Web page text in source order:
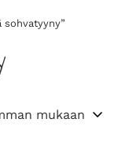
sohvatyyny”